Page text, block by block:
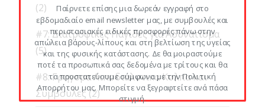
(2)
#7: Διατροφικες Παγιδες για Αδυνατισμα
(5)
#8: Γρηγορα Λιποδιαλυτικα Κολπα και
Συμβουλες(2)
Παίρνετε επίσης μια δωρεάν εγγραφή στο
εβδομαδιαίο email newsletter μας, με συμβουλές και
περιστασιακές ειδικές προσφορές πάνω στην
απώλεια βάρους-λίπους και στη βελτίωση της υγείας
και της φυσικής κατάστασης. Δε θα μοιραστούμε
ποτέ τα προσωπικά σας δεδομένα με τρίτους και θα
τα προστατεύουμε σύμφωνα με την Πολιτική
Απορρήτου μας. Μπορείτε να ξεγραφτείτε ανά πάσα
στιγμή.